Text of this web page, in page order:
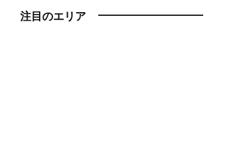
注目のエリア